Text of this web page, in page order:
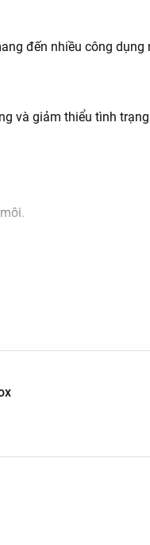
đến nhiều công dụng
và giảm thiểu tình
thoa son.